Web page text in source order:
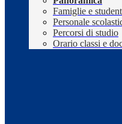
Famiglie e
Personale
Percorsi di studio
Orario classi e